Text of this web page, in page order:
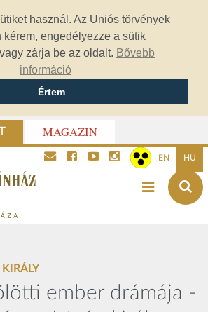
használ. Az Uniós törvények
kérem, engedélyezze a sütik
zárja be az oldalt. Bővebb
információ
Értem
MAGAZIN
EN HU
ember drámája -